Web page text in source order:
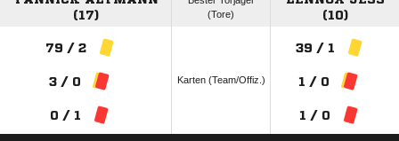
(17)
(Tore)
(10)
79 / 2
3 / 0
0 / 1
Karten (Team/Offiz.)
39 / 1
1 / 0
1 / 0